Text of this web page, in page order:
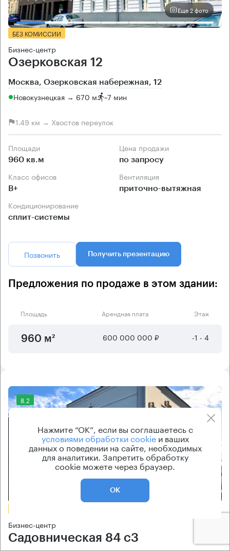
Еще 2 фото
БЕЗ КОМИССИИ
Бизнес-центр
Озерковская 12
Москва, Озерковская набережная, 12
Новокузнецкая → 670 м ~7 мин
1.49 км → Хвостов переулок
Площади
960 кв.м
Цена продажи
по запросу
Класс офисов
B+
Вентиляция
приточно-вытяжная
Кондиционирование
сплит-системы
Позвонить Получить презентацию
Предложения по продаже в этом здании:
Площадь Арендная плата Этаж
960 м² 600 000 000 ₽ -1 - 4
8.2
Бизнес-центр
Садовническая 84 с3
Нажмите “ОК”, если вы соглашаетесь с
условиями обработки cookieи ваших
данных о поведении на сайте, необходимых
для аналитики. Запретить обработку
cookie можете через браузер.
ОК